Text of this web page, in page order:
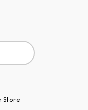
Store